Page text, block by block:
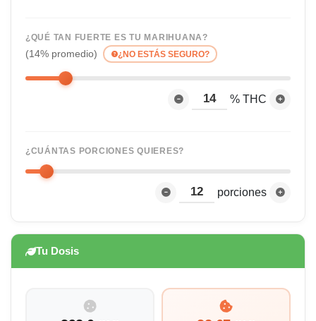
¿QUÉ TAN FUERTE ES TU MARIHUANA?
(14% promedio) ¿NO ESTÁS SEGURO?
% THC
¿CUÁNTAS PORCIONES QUIERES?
porciones
Tu Dosis